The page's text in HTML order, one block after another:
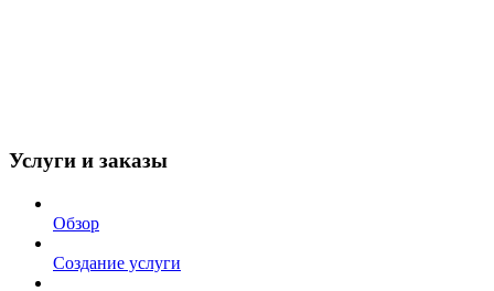
Услуги и заказы
Обзор
Создание услуги